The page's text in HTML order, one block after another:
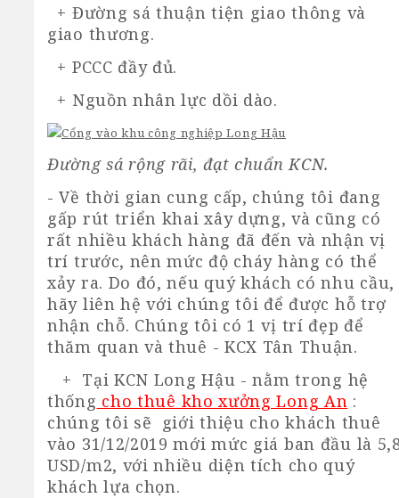
+ Đường sá thuận tiện giao thông và
giao thương.
+ PCCC đầy đủ.
+ Nguồn nhân lực dồi dào.
Đường sá rộng rãi, đạt chuẩn KCN.
- Về thời gian cung cấp, chúng tôi đang
gấp rút triển khai xây dựng, và cũng có
rất nhiều khách hàng đã đến và nhận vị
trí trước, nên mức độ cháy hàng có thể
xảy ra. Do đó, nếu quý khách có nhu cầu,
hãy liên hệ với chúng tôi để được hỗ trợ
nhận chỗ. Chúng tôi có 1 vị trí đẹp để
thăm quan và thuê - KCX Tân Thuận.
+ Tại KCN Long Hậu - nằm trong hệ
thống cho thuê kho xưởng Long An :
chúng tôi sẽ giới thiệu cho khách thuê
vào 31/12/2019 mới mức giá ban đầu là
USD/m2, với nhiều diện tích cho quý
khách lựa chọn.